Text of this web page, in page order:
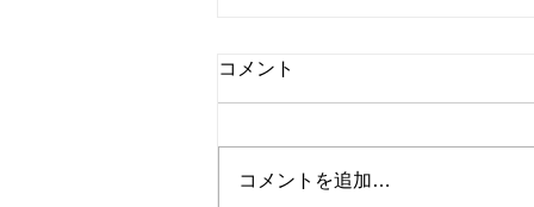
コメント
コメントを追加…